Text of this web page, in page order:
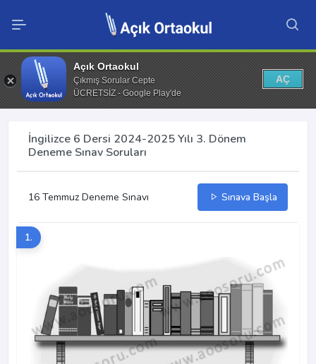
Açık Ortaokul
Çıkmış Sorular Cepte
ÜCRETSİZ - Google Play'de
AÇ
İngilizce 6 Dersi 2024-2025 Yılı 3. Dönem
Deneme Sınav Soruları
16 Temmuz Deneme Sınavı Sınava Başla
1.